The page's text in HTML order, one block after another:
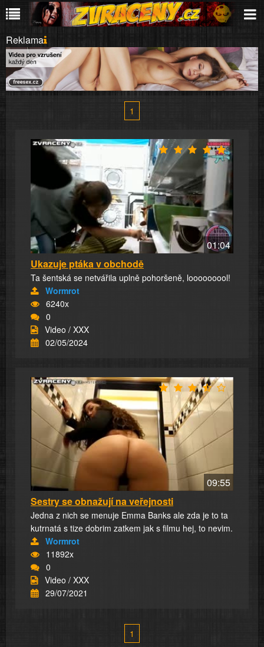
Reklama
1
01:04
Ukazuje ptáka v obchodě
Ta šentská se netvářila uplně pohoršeně, looooooool!
Wormrot
6240x
0
Video / XXX
02/05/2024
09:55
Sestry se obnažují na veřejnosti
Jedna z nich se menuje Emma Banks ale zda je to ta
kutrnatá s tize dobrim zatkem jak s filmu hej, to nevim.
Wormrot
11892x
0
Video / XXX
29/07/2021
1